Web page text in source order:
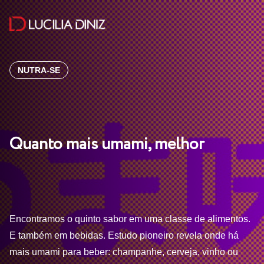
NUTRA-SE
Quanto mais umami, melhor
Encontramos o quinto sabor em uma classe de alimentos.
E também em bebidas. Estudo pioneiro revela onde há
mais umami para beber: champanhe, cerveja, vinho ou